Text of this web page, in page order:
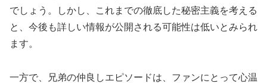
でしょう。しかし、これまでの徹底した秘密主義を考える
と、今後も詳しい情報が公開される可能性は低いとみられ
ます。
一方で、兄弟の仲良しエピソードは、ファンにとって心温